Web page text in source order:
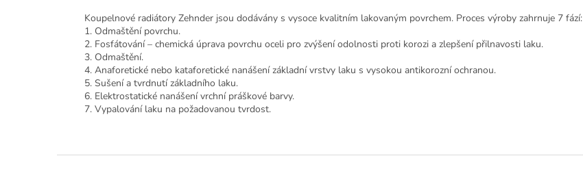
Koupelnové radiátory Zehnder jsou dodávány s vysoce kvalitním lakovaným povrchem. Proces výroby zahrnuje 7 fází:
1. Odmaštění povrchu.
2. Fosfátování – chemická úprava povrchu oceli pro zvýšení odolnosti proti korozi a zlepšení přilnavosti laku.
3. Odmaštění.
4. Anaforetické nebo kataforetické nanášení základní vrstvy laku s vysokou antikorozní ochranou.
5. Sušení a tvrdnutí základního laku.
6. Elektrostatické nanášení vrchní práškové barvy.
7. Vypalování laku na požadovanou tvrdost.